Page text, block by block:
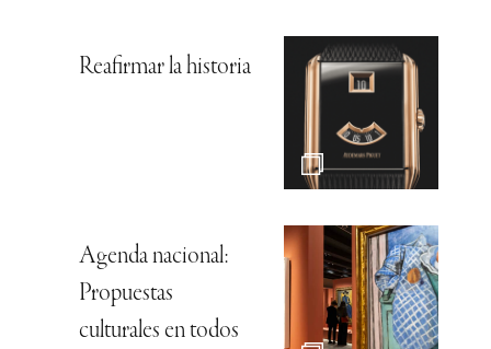
Reafirmar la historia
Agenda nacional:
Propuestas
culturales en todos